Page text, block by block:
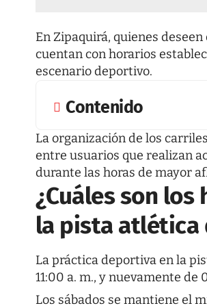
En Zipaquirá, quienes
cuentan con horarios
escenario deportivo.
Contenido
La organización de los
entre usuarios que realizan
durante las horas de mayor
¿Cuáles son
la pista atlética
La práctica deportiva en la
11:00 a. m., y nuevamente de
Los sábados se mantiene el